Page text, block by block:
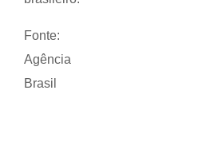
Fonte:
Agência
Brasil